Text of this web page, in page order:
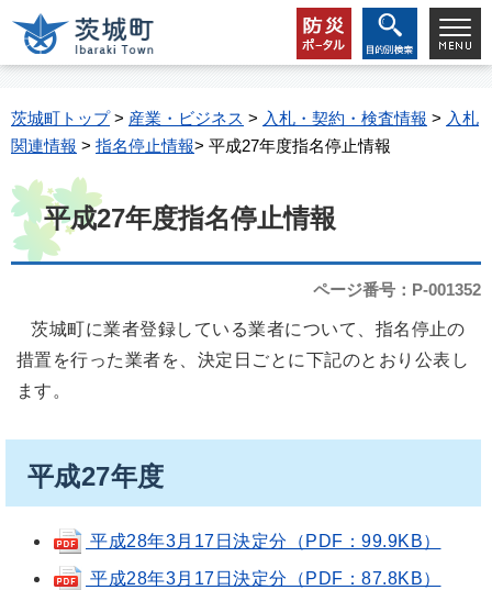
茨城町トップ> 産業・ビジネス > 入札・契約・検査情報 > 入札
関連情報 > 指名停止情報> 平成27年度指名停止情報
平成27年度指名停止情報
ページ番号：P-001352
茨城町に業者登録している業者について、指名停止の
措置を行った業者を、決定日ごとに下記のとおり公表し
ます。
平成27年度
平成28年3月17日決定分（PDF：99.9KB）
平成28年3月17日決定分（PDF：87.8KB）